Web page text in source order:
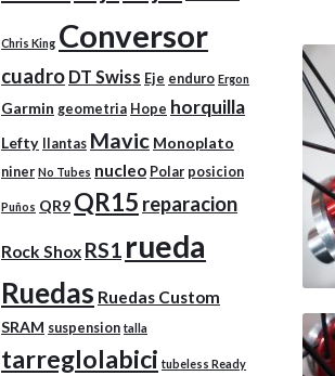
Chris King Conversor
cuadro DT Swiss Eje enduro Ergon
Garmin geometria Hope horquilla
Lefty llantas Mavic Monoplato
niner No Tubes nucleo Polar posicion
Puños QR9 QR15 reparacion
Rock Shox RS1 rueda
Ruedas Ruedas Custom
SRAM suspension talla
tarreglolabici tubeless Ready